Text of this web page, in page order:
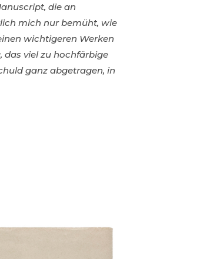
die an
mich nur bemüht, wie
wichtigeren Werken
das viel zu hochfärbige
ganz abgetragen, in